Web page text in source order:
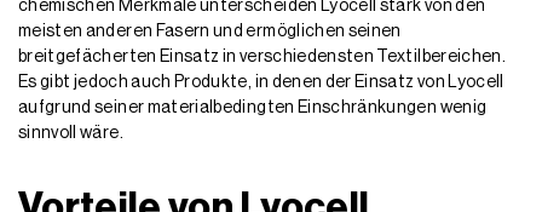
chemischen Merkmale unterscheiden Lyocell stark von den
meisten anderen Fasern und ermöglichen seinen
breitgefächerten Einsatz in verschiedensten Textilbereichen.
Es gibt jedoch auch Produkte, in denen der Einsatz von Lyocell
aufgrund seiner materialbedingten Einschränkungen wenig
sinnvoll wäre.